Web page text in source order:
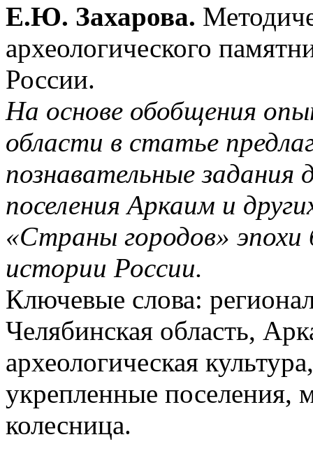
Е.Ю. Захарова.
археологического
России.
На основе обобщения
области в статье
познавательные задания
поселения Аркаим и
«Страны городов» эпохи
истории России.
Ключевые слова:
Челябинская область,
археологическая
укрепленные поселения,
колесница.